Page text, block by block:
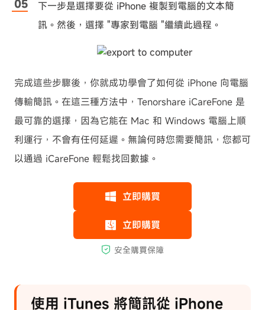
下一步是選擇要從 iPhone 複製到電腦的文本簡
訊。然後，選擇 "專家到電腦 "繼續此過程。
完成這些步驟後，你就成功學會了如何從 iPhone 向電腦
傳輸簡訊。在這三種方法中，Tenorshare iCareFone 是
最可靠的選擇，因為它能在 Mac 和 Windows 電腦上順
利運行，不會有任何延遲。無論何時您需要簡訊，您都可
以通過 iCareFone 輕鬆找回數據。
使用 iTunes 將簡訊從 iPhone